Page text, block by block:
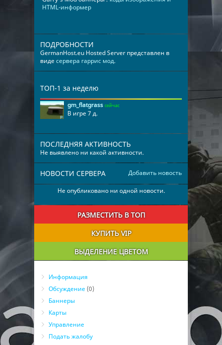
HTML-информер
ПОДРОБНОСТИ
GermanHost.eu Hosted Server представлен в
видесервера гаррис мод.
ТОП-1 за неделю
gm_flatgrass сейчас
В игре 7 д.
ПОСЛЕДНЯЯ АКТИВНОСТЬ
Не выявлено ни какой активности.
Добавить новость
НОВОСТИ СЕРВЕРА
Не опубликовано ни одной новости.
РАЗМЕСТИТЬ В ТОП
КУПИТЬ VIP
ВЫДЕЛЕНИЕ ЦВЕТОМ
Информация
Обсуждение (0)
Баннеры
Карты
Управление
Подать жалобу